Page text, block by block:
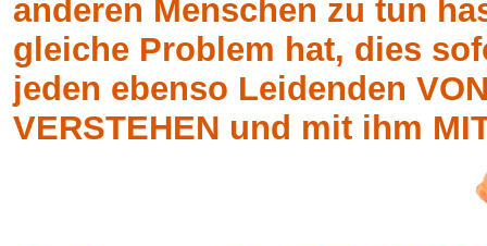
anderen Menschen zu tun
gleiche Problem hat, dies
jeden ebenso Leidenden
VERSTEHEN und mit ihm